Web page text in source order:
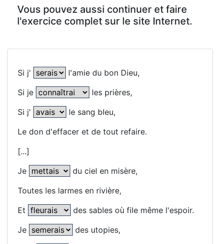
Vous pouvez aussi continuer et faire
l'exercice complet sur le site Internet.
Si j'
l'amie du bon Dieu,
Si je
les prières,
Si j'
le sang bleu,
Le don d'effacer et de tout refaire.
[...]
Je
du ciel en misère,
Toutes les larmes en rivière,
Et
des sables où file même l'espoir.
Je
des utopies,